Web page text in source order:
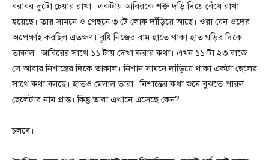
বরাবর দুটো চেয়ার রাখা। একটায় আবিরকে শক্ত দড়ি দিয়ে বেঁধে রাখা
হয়েছে। তার সামনে ও পেছনে ৩ টে লোক দাঁড়িয়ে আছে। ওরা যেন ওদের
অপেক্ষাই করছিল এতক্ষণ। বৃষ্টি নিজের বাম হাতে থাকা হাত ঘড়ির দিকে
তাকাল। আবিরের সাথে ১১ টায় দেখা করার কথা। এখন ১১ টা ২৩ বাজে।
সে আবার নিশান্তের দিকে তাকাল। নিশান সামনে দাঁড়িয়ে থাকা একটা ছেলের
সাথে কথা বলছে। হাতও মেলাল তারা। নিশান্তের কথা শুনে বুঝতে পারল
ছেলেটার নাম প্রান্ত। কিন্তু তারা এখানে এসেছে কেন?
চলবে।